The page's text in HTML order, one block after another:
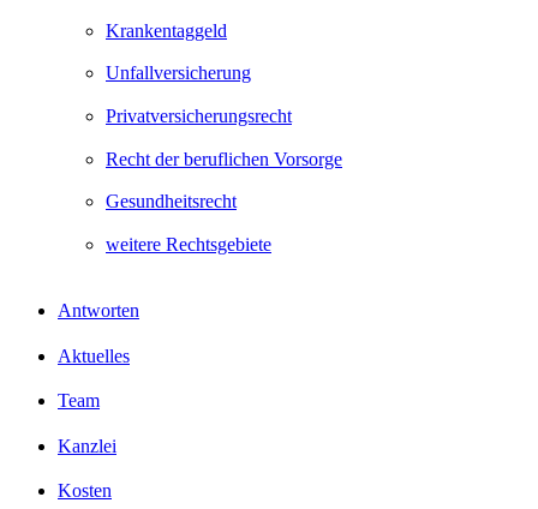
Krankentaggeld
Unfallversicherung
Privatversicherungsrecht
Recht der beruflichen Vorsorge
Gesundheitsrecht
weitere Rechtsgebiete
Antworten
Aktuelles
Team
Kanzlei
Kosten